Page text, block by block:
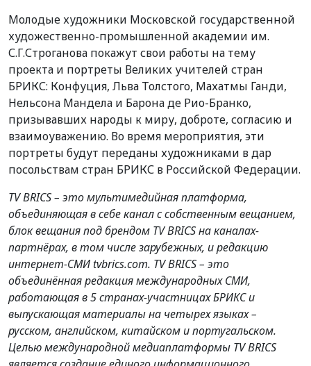
Молодые художники Московской государственной
художественно-промышленной академии им.
С.Г.Строганова покажут свои работы на тему
проекта и портреты Великих учителей стран
БРИКС: Конфуция, Льва Толстого, Махатмы Ганди,
Нельсона Мандела и Барона де Рио-Бранко,
призывавших народы к миру, доброте, согласию и
взаимоуважению. Во время мероприятия, эти
портреты будут переданы художниками в дар
посольствам стран БРИКС в Российской Федерации.
TV BRICS – это мультимедийная платформа,
объединяющая в себе канал с собственным вещанием,
блок вещания под брендом TV BRICS на каналах-
партнёрах, в том числе зарубежных, и редакцию
интернет-СМИ tvbrics.com. TV BRICS – это
объединённая редакция международных СМИ,
работающая в 5 странах-участницах БРИКС и
выпускающая материалы на четырех языках –
русском, английском, китайском и португальском.
Целью международной медиаплатформы TV BRICS